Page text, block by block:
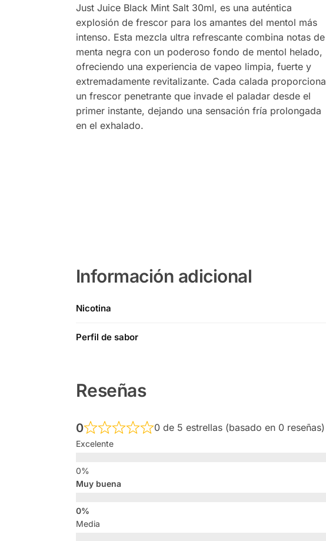
Just Juice Black Mint Salt 30ml, es una auténtica
explosión de frescor para los amantes del mentol más
intenso. Esta mezcla ultra refrescante combina notas de
menta negra con un poderoso fondo de mentol helado,
ofreciendo una experiencia de vapeo limpia, fuerte y
extremadamente revitalizante. Cada calada proporciona
un frescor penetrante que invade el paladar desde el
primer instante, dejando una sensación fría prolongada
en el exhalado.
Información adicional
Nicotina
Perfil de sabor
Reseñas
0 0 de 5 estrellas (basado en 0 reseñas)
Excelente
Muy buena
Media